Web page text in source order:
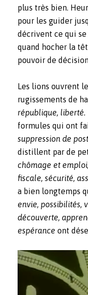
plus très bien.
pour les guider
décrivent ce qui se
quand hocher la
pouvoir de
Les lions ouvrent
rugissements de
république, liberté.
formules qui ont
suppression de
distillent par de
chômage et
fiscale, sécurité,
a bien longtemps
envie, possibilités,
découverte,
espérance ont